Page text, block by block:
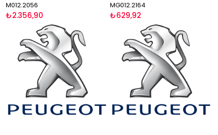
M012.2056
₺2.356,90
MG012.2164
₺629,92